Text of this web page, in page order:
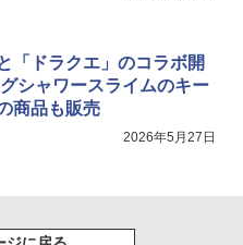
「ドラクエ」のコラボ開
シャワースライムのキー
商品も販売
2026年5月27日